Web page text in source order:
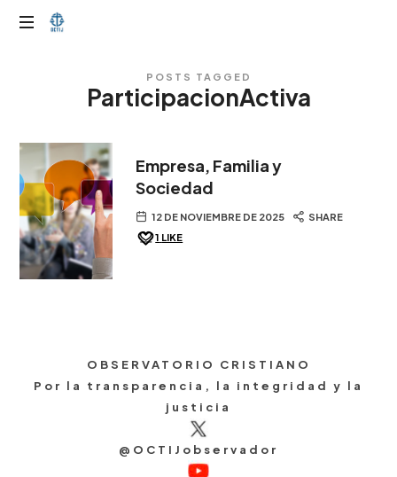
OTIJobservador
POSTS TAGGED
ParticipacionActiva
Empresa, Familia y
Sociedad
12 DE NOVIEMBRE DE 2025
SHARE
1 LIKE
OBSERVATORIO CRISTIANO
Por la transparencia, la integridad y la
justicia
@OCTIJobservador